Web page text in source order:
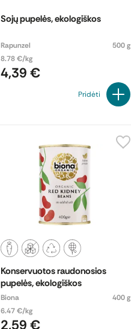
Sojų pupelės, ekologiškos
Rapunzel
500 g
8.78 €/kg
4,39 €
Pridėti
Konservuotos raudonosios
pupelės, ekologiškos
Biona
400 g
6.47 €/kg
2,59 €